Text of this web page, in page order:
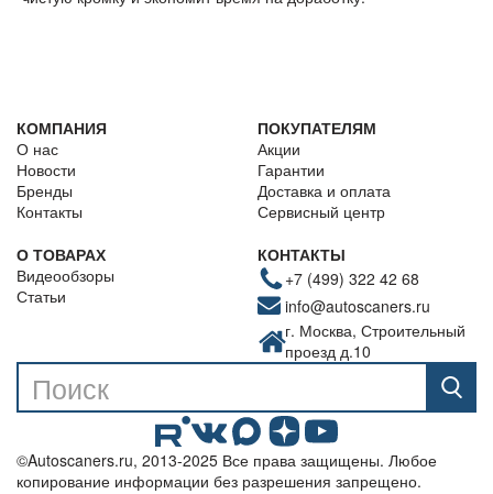
КОМПАНИЯ
О нас
Новости
Бренды
Контакты
ПОКУПАТЕЛЯМ
Акции
Гарантии
Доставка и оплата
Сервисный центр
О ТОВАРАХ
Видеообзоры
Статьи
КОНТАКТЫ
+7 (499) 322 42 68
info@autoscaners.ru
г. Москва, Строительный
проезд д.10
©Autoscaners.ru, 2013-2025 Все права защищены. Любое
копирование информации без разрешения запрещено.